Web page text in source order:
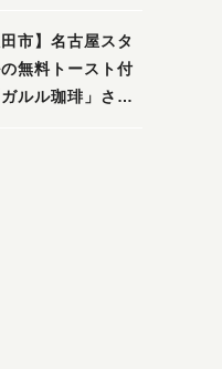
箕面・池田）
田市】名古屋スタ
無料トースト付
ルル珈琲」さん